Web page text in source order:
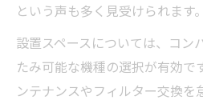
という声も多く見受けられます。
設置スペースについては、コン
たみ可能な機種の選択が有効で
ンテナンスやフィルター交換を